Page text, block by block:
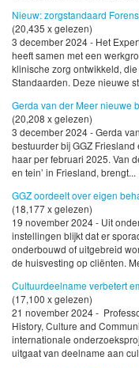
Nieuw: zorgstandaard
(20,435 x gelezen)
3 december 2024 - Het
heeft samen met een
klinische zorg ontwikkeld,
Standaarden. Deze nieuwe
Gerda van der Meer nieuwe
(20,208 x gelezen)
3 december 2024 - Gerda
bestuurder bij GGZ
haar per februari 2025. Van
en tein’ in Friesland, brengt...
GGZ oordeelt over eigen
(18,177 x gelezen)
19 november 2024 - Uit
instellingen blijkt dat er
onderbouwd of uitgebreid
de huisvesting op cliënten.
Cultuurdeelname verbetert
(17,100 x gelezen)
21 november 2024 -
History, Culture and
internationale
uitgaat van deelname aan